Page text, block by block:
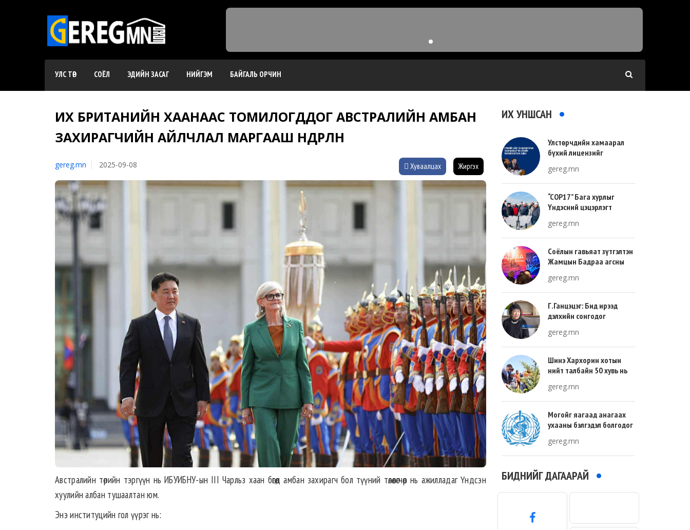
УЛС ТӨР СОЁЛ ЭДИЙН ЗАСАГ НИЙГЭМ БАЙГАЛЬ ОРЧИН
ИХ БРИТАНИЙН ХААНААС ТОМИЛОГДДОГ АВСТРАЛИЙН АМБАН
ЗАХИРАГЧИЙН АЙЛЧЛАЛ МАРГААШ ӨНДӨРЛӨНӨ
gereg.mn 2025-09-08 Хуваалцах Жиргэх
Австралийн төрийн тэргүүн нь ИБУИБНУ-ын III Чарльз хаан бөгөөд амбан захирагч бол түүний төлөөлөгчөөр нь ажилладаг Үндсэн
хуулийн албан тушаалтан юм.
Энэ институцийн гол үүрэг нь:
ИХ УНШСАН
Улстөрчдийн хамаарал
бүхий лицензийг
gereg.mn
“COP17” Бага хурлыг
Үндэсний цэцэрлэгт
зохион байгуулна
gereg.mn
Соёлын гавьяат зүтгэлтэн
Жамцын Бадраа агсны
тохиож байна
gereg.mn
Г.Ганцэцэг: Бид ирээд
дэлхийн сонгодог
хөгжлийн тухай л ярьсан
gereg.mn
Шинэ Хархорин хотын
нийт талбайн 50 хувь нь
хувь нь барилгажих
талбай, 20 хувь нь авто
зам байна
gereg.mn
Могойг яагаад анагаах
ухааны бэлгэдэл болгодог
gereg.mn
БИДНИЙГ ДАГААРАЙ